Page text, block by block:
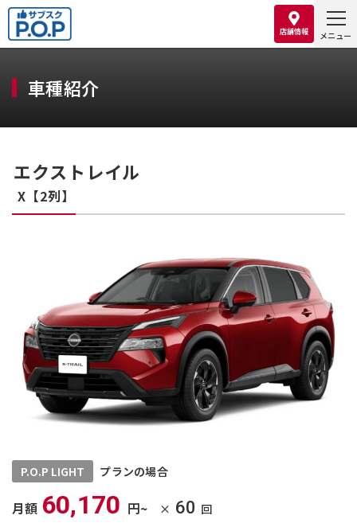
Skip
the
店舗情報
車種紹介
エクストレイル
X【2列】
P.O.P LIGHT プランの場合
月額 60,170 円~ × 60 回